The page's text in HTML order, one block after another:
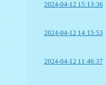
2024-04-12 15:13:36
2024-04-12 14:15:53
2024-04-12 11:46:37